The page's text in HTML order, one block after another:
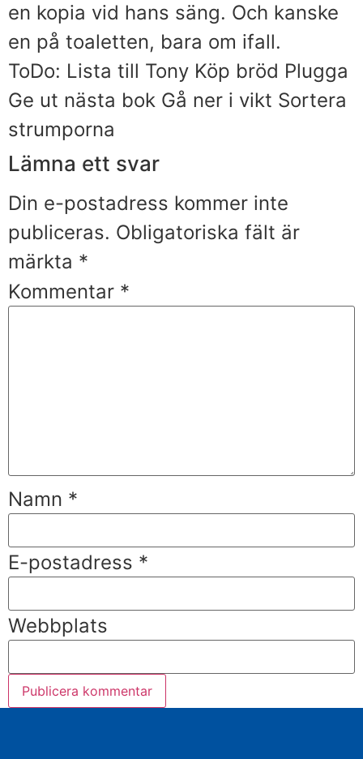
en kopia vid hans säng. Och kanske
en på toaletten, bara om ifall.
ToDo: Lista till Tony Köp bröd Plugga
Ge ut nästa bok Gå ner i vikt Sortera
strumporna
Lämna ett svar
Din e-postadress kommer inte
publiceras. Obligatoriska fält är
märkta *
Kommentar *
Namn *
E-postadress *
Webbplats